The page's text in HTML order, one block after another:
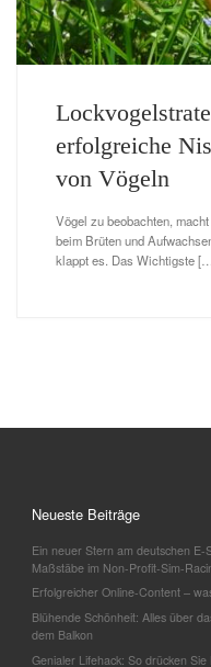
erfolgreiche
von Vögeln
Vögel zu beobachten,
beim Brüten und
klappt es. Das Wichtigste
Neueste Beiträge
Ein neuer Stern am deutschen
Maßstäbe im Non-Profit-Sim-
Erfolgreicher Online-Content –
Blühende Schönheit: Alles über
dem Balkon
Genialer Lifehack: So drücken